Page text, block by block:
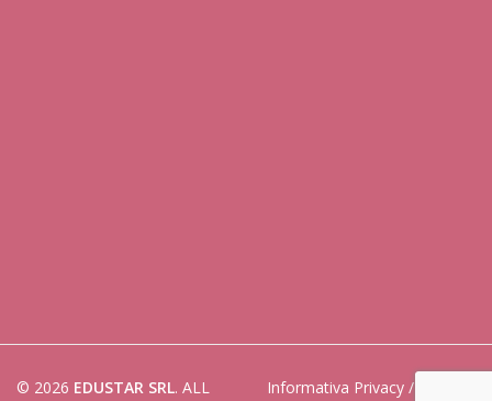
© 2026 EDUSTAR SRL. ALL
Informativa Privacy /